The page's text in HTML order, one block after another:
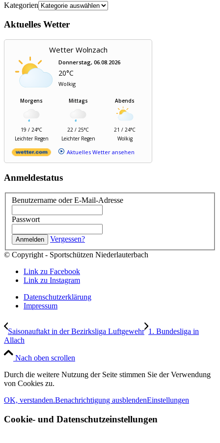
Kategorien
Aktuelles Wetter
Wetter Wolnzach
Donnerstag, 06.08.2026
20°C
Wolkig
Morgens
19 / 24°C
Leichter Regen
Mittags
22 / 25°C
Leichter Regen
Abends
21 / 24°C
Wolkig
Aktuelles Wetter ansehen
Anmeldestatus
Benutzername oder E-Mail-Adresse
Passwort
Vergessen?
© Copyright - Sportschützen Niederlauterbach
Link zu Facebook
Link zu Instagram
Datenschutzerklärung
Impressum
Saisonauftakt in der Bezirksliga Luftgewehr 1. Bundesliga in
Allach
Nach oben scrollen
Durch die weitere Nutzung der Seite stimmen Sie der Verwendung
von Cookies zu.
OK, verstanden.Benachrichtigung ausblendenEinstellungen
Cookie- und Datenschutzeinstellungen